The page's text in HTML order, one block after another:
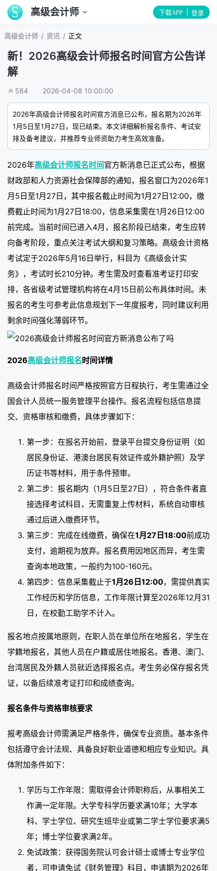
高级会计师 下载APP 登录
高级会计师 / 资讯 / 正文
新！2026高级会计师报名时间官方公告详
解
584 2026-04-08 10:00:00
2026年高级会计师报名时间官方消息已公布，报名期为2026年
1月5日至1月27日，现已结束。本文详细解析报名条件、考试安
排及备考建议，并推荐专业师资助力考生高效准备。
2026年高级会计师报名时间官方新消息已正式公布，根据
财政部和人力资源社会保障部的通知，报名窗口为2026年1
月5日至1月27日，其中报名截止时间为1月27日12:00，缴
费截止时间为1月27日18:00，信息采集需在1月26日12:00
前完成。当前时间已进入4月，报名阶段已结束，考生应转
向备考阶段，重点关注考试大纲和复习策略。高级会计资格
考试定于2026年5月16日举行，科目为《高级会计实
务》，考试时长210分钟。考生需及时查看准考证打印安
排，各省级考试管理机构将在4月15日前公布具体时间。未
报名的考生可参考此信息规划下一年度报考，同时建议利用
剩余时间强化薄弱环节。
2026高级会计师报名时间详情
高级会计师报名时间严格按照官方日程执行，考生需通过全
国会计人员统一服务管理平台操作。报名流程包括信息提
交、资格审核和缴费，具体步骤如下：
第一步：在报名开始前，登录平台提交身份证明（如
居民身份证、港澳台居民有效证件或外籍护照）及学
历证书等材料，用于条件预审。
第二步：报名期内（1月5日至27日），符合条件者直
接选择考试科目，无需重复上传材料，系统自动审核
通过后进入缴费环节。
第三步：完成在线缴费，确保在1月27日18:00前成功
支付，逾期视为放弃。报名费用因地区而异，考生需
查询本地政策，一般约为100-160元。
第四步：信息采集截止于1月26日12:00，需提供真实
工作经历和学历信息，工作年限计算至2026年12月31
日，在校勤工助学不计入。
报名地点按属地原则，在职人员在单位所在地报名，学生在
学籍地报名，其他人员在户籍或居住地报名。香港、澳门、
台湾居民及外籍人员就近选择报名点。考生务必保存报名凭
证，以备后续准考证打印和成绩查询。
报名条件与资格审核要求
报考高级会计师需满足严格条件，确保专业资质。基本条件
包括遵守会计法规、具备良好职业道德和相应专业知识。具
体附加条件如下：
学历与工作年限：需取得会计师职称后，从事相关工
作满一定年限。大学专科学历要求满10年；大学本
科、学士学位、研究生班毕业或第二学士学位要求满5
年；博士学位要求满2年。
免试政策：获得国务院认可会计硕士或博士专业学位
者，可申请免试《财务管理》科目，申请期为2026年